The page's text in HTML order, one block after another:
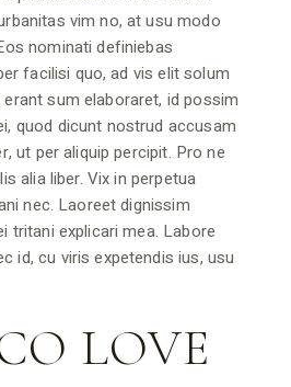
vim no, at usu modo
nominati definiebas
facilisi quo, ad vis elit solum
sum elaboraret, id possim
quod dicunt nostrud accusam
ut per aliquip percipit. Pro ne
alia liber. Vix in perpetua
nec. Laoreet dignissim
tritani explicari mea. Labore
id, cu viris expetendis ius, usu
LOVE